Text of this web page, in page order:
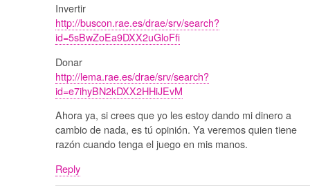
Invertir
http://buscon.rae.es/drae/srv/search?
id=5sBwZoEa9DXX2uGloFfi
Donar
http://lema.rae.es/drae/srv/search?
id=e7ihyBN2kDXX2HHiJEvM
Ahora ya, si crees que yo les estoy dando mi dinero a
cambio de nada, es tú opinión. Ya veremos quien tiene
razón cuando tenga el juego en mis manos.
Reply